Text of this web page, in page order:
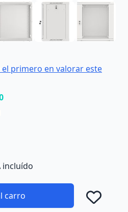
primero en valorar este
incluído
carro